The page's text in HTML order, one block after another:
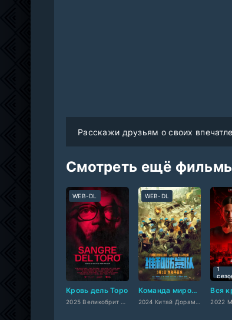
Расскажи друзьям о своих
Смотреть ещё
Кровь дель Торо
WEB-DL
Команда миротворцев
WEB-DL
Вся
1